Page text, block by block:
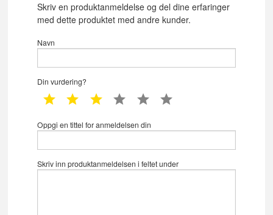
Skriv en produktanmeldelse og del dine erfaringer
med dette produktet med andre kunder.
Navn
Din vurdering?
1 star 2 star 3 star 4 star 5 star
Oppgi en tittel for anmeldelsen din
Skriv inn produktanmeldelsen i feltet under